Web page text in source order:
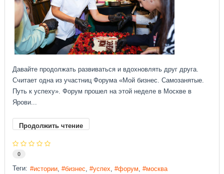
Давайте продолжать развиваться и вдохновлять друг друга.
Считает одна из участниц Форума «Мой бизнес. Самозанятые.
Путь к успеху». Форум прошел на этой неделе в Москве в
Ярови...
Продолжить чтение
0
Теги: истории бизнес успех форум москва